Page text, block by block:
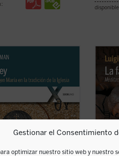
Gestionar el Consentimiento
optimizar nuestro sitio web y nuestro
escribe este
breve a modo de
, un largo volumen
Edward Pusey. Aquí
en la legitimidad del
en la teología católica
ficha)